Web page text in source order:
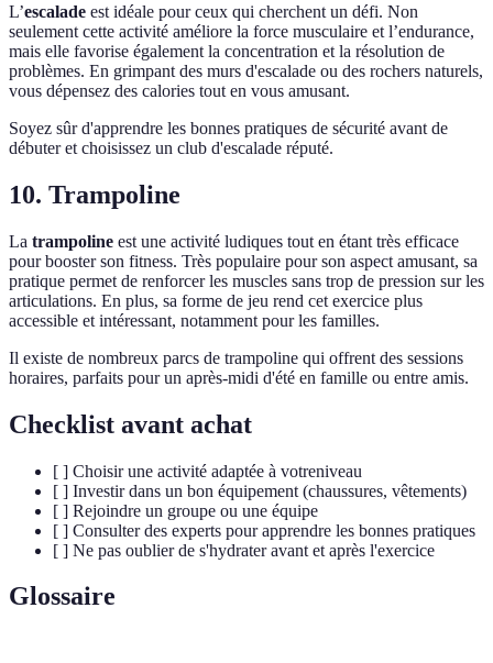
L’escalade est idéale pour ceux qui cherchent un défi. Non
seulement cette activité améliore la force musculaire et l’endurance,
mais elle favorise également la concentration et la résolution de
problèmes. En grimpant des murs d'escalade ou des rochers naturels,
vous dépensez des calories tout en vous amusant.
Soyez sûr d'apprendre les bonnes pratiques de sécurité avant de
débuter et choisissez un club d'escalade réputé.
10. Trampoline
La trampoline est une activité ludiques tout en étant très efficace
pour booster son fitness. Très populaire pour son aspect amusant, sa
pratique permet de renforcer les muscles sans trop de pression sur les
articulations. En plus, sa forme de jeu rend cet exercice plus
accessible et intéressant, notamment pour les familles.
Il existe de nombreux parcs de trampoline qui offrent des sessions
horaires, parfaits pour un après-midi d'été en famille ou entre amis.
Checklist avant achat
[ ] Choisir une activité adaptée à votreniveau
[ ] Investir dans un bon équipement (chaussures, vêtements)
[ ] Rejoindre un groupe ou une équipe
[ ] Consulter des experts pour apprendre les bonnes pratiques
[ ] Ne pas oublier de s'hydrater avant et après l'exercice
Glossaire